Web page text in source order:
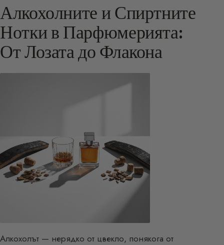
Алкохолните и Спиртните
Нотки в Парфюмерията:
От Лозата до Флакона
Алкохолът — нерядко от цвекло, понякога от